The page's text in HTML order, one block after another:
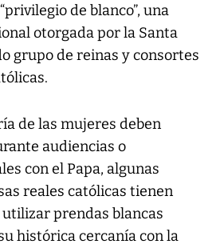
de blanco”, una
otorgada por la Santa
grupo de reinas y consortes
de las mujeres deben
audiencias o
con el Papa, algunas
reales católicas tienen
prendas blancas
histórica cercanía con la